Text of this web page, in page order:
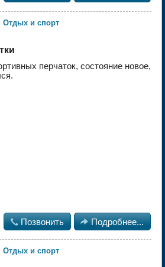
Отдых и спорт
перчаток, состояние новое,
 Позвонить  Подробнее...
Отдых и спорт